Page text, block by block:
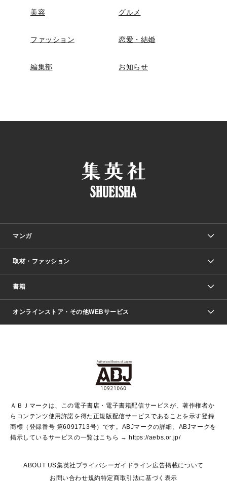
美容 グルメ
ファッション 恋愛・結婚
編集部 お知らせ
マンガ
少年マンガ
Vジャンプ
ジャンプルーキー！
ジャンプTOON
S-MANGA
集英社ジャンプリミックス
週刊ヤングジャンプ
ウルトラジャンプ
少女マンガ
リマコミ＋
マンガMeets
月刊オフィスユー
取材・ファッション
Seventeen
LEE
Marisol
T JAPAN:The New York Times Style Magazine
芸能・情報・スポーツ
パラスポ＋！
書籍
文芸・文庫・総合
青春と読書
アジア人物史
集英社新書
集英社新書プラス
よみタイ
ライトノベル・ノベライズ
集英社Webマガジン Cobalt
集英社オレンジ文庫
シフォン文庫
JUMP j BOOKS
集英社みらい文庫
S-KIDS.LAND
オンラインストア・その他WEBサービス
SHUEISHA MANGA-ART HERITAGE
HAPPY PLUS STORE
shueisha vox
SHOP Marisol
EDITOR'S LAB
ＡＢＪマークは、この電子書店・電子書籍配信サービスが、著作権者か
らコンテンツ使用許諾を得た正規版配信サービスであることを示す登録
商標（登録番号 第6091713号）です。ABJマークの詳細、ABJマークを
掲示しているサービスの一覧はこちら → https://aebs.or.jp/
ABOUT US集英社プライバシーガイドライン 広告掲載について
お問い合わせ規約特定商取引法に基づく表示